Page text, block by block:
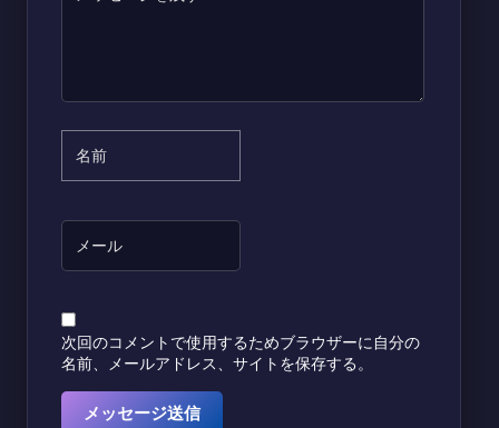
次回のコメントで使用するためブラウザーに自分の
名前、メールアドレス、サイトを保存する。